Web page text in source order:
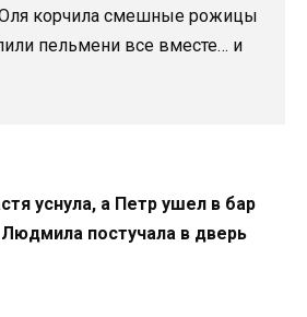
корчила смешные рожицы
пельмени все вместе… и
уснула, а Петр ушел в бар
постучала в дверь